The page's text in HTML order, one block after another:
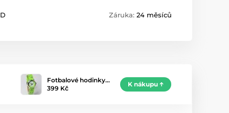
Záruka: 24 měsíců
Fotbalové hodinky…
399 Kč
K nákupu